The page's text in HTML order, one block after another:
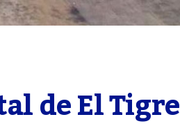
de El Tigre